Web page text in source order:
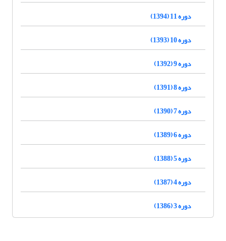
دوره 11 (1394)
دوره 10 (1393)
دوره 9 (1392)
دوره 8 (1391)
دوره 7 (1390)
دوره 6 (1389)
دوره 5 (1388)
دوره 4 (1387)
دوره 3 (1386)